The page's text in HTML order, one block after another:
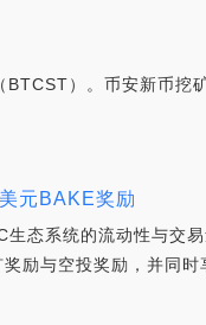
）。币安新币挖
元BAKE奖励
态系统的流动性与交
励与空投奖励，并同